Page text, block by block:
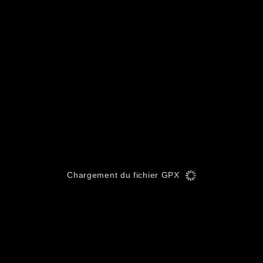
Chargement du fichier GPX